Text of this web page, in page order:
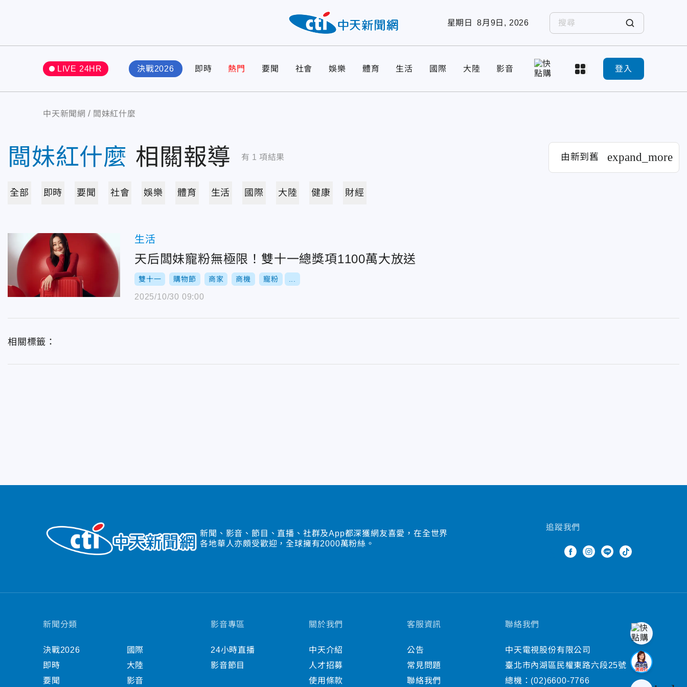
星期日 8月9日, 2026
LIVE 24HR 決戰2026 即時 熱門 要聞 社會 娛樂 體育 生活 國際 大陸 影音 登入
中天新聞網 闆妹紅什麼
闆妹紅什麼 相關報導 有 1 項結果 由新到舊 expand_more
全部 即時 要聞 社會 娛樂 體育 生活 國際 大陸 健康 財經
生活
天后闆妹寵粉無極限！雙十一總獎項1100萬大放送
雙十一 購物節 商家 商機 寵粉
2025/10/30 09:00
相關標籤：
新聞、影音、節目、直播、社群及App都深獲網友喜愛，在全世界
各地華人亦頗受歡迎，全球擁有2000萬粉絲。
追蹤我們
新聞分類
決戰2026
即時
要聞
國際
大陸
影音
影音專區
24小時直播
影音節目
關於我們
中天介紹
人才招募
使用條款
客服資訊
公告
常見問題
聯絡我們
聯絡我們
中天電視股份有限公司
臺北市內湖區民權東路六段25號
總機： (02)6600-7766